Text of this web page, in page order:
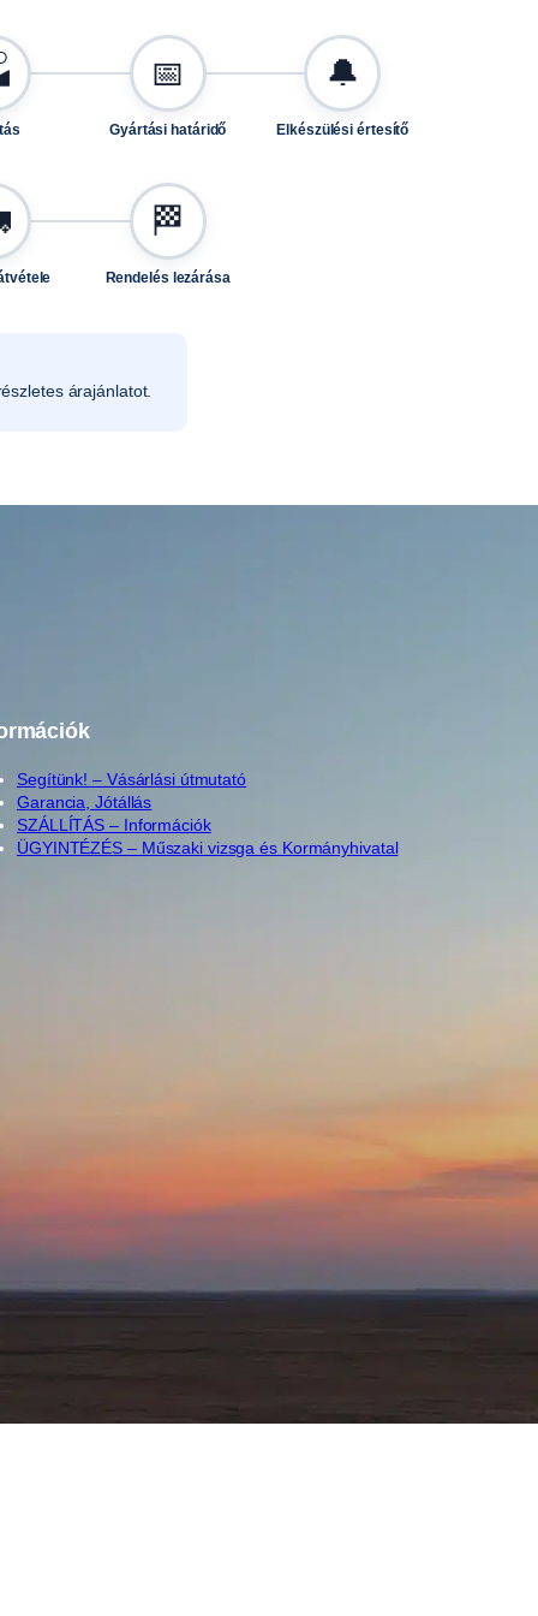
📅
Gyártási határidő
🔔
Elkészülési értesítő
🏁
Rendelés lezárása
árajánlatot.
Segítünk! – Vásárlási útmutató
Garancia, Jótállás
SZÁLLÍTÁS – Információk
ÜGYINTÉZÉS – Műszaki vizsga és Kormányhivatal